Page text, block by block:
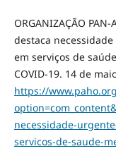
ORGANIZAÇÃO PAN-
destaca
em serviços de
COVID-19. 14 de
https://
necessidade-
servicos-de-saude-